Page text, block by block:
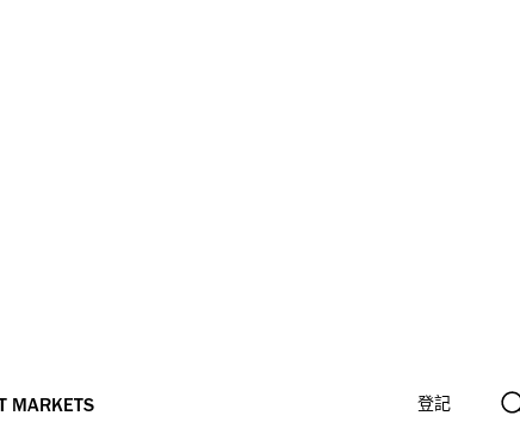
MARKETS 登記